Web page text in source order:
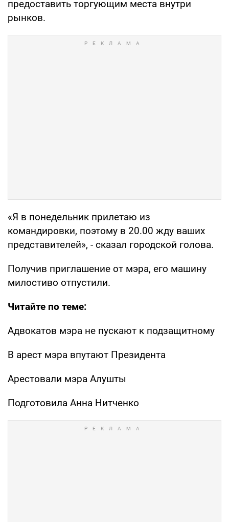
предоставить торгующим места внутри
рынков.
«Я в понедельник прилетаю из
командировки, поэтому в 20.00 жду ваших
представителей», - сказал городской голова.
Получив приглашение от мэра, его машину
милостиво отпустили.
Читайте по теме:
Адвокатов мэра не пускают к подзащитному
В арест мэра впутают Президента
Арестовали мэра Алушты
Подготовила Анна Нитченко